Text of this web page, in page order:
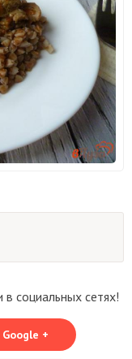
социальных сетях!
Google +